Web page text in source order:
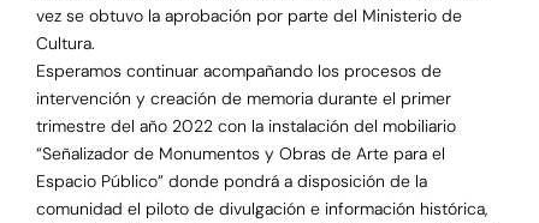
vez se obtuvo la aprobación por parte del Ministerio de
Cultura.
Esperamos continuar acompañando los procesos de
intervención y creación de memoria durante el primer
trimestre del año 2022 con la instalación del mobiliario
“Señalizador de Monumentos y Obras de Arte para el
Espacio Público” donde pondrá a disposición de la
comunidad el piloto de divulgación e información histórica,